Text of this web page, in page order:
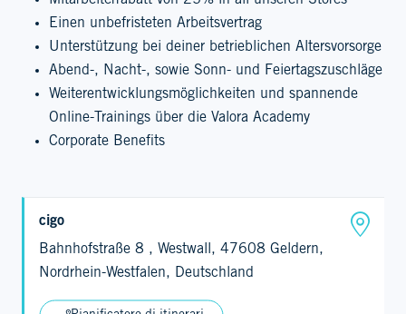
Einen unbefristeten Arbeitsvertrag
Unterstützung bei deiner betrieblichen Altersvorsorge
Abend-, Nacht-, sowie Sonn- und Feiertagszuschläge
Weiterentwicklungsmöglichkeiten und spannende
Online-Trainings über die Valora Academy
Corporate Benefits
cigo
Bahnhofstraße 8 , Westwall, 47608 Geldern,
Nordrhein-Westfalen, Deutschland